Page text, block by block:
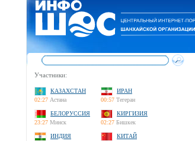
Участники:
КАЗАХСТАН
02:27 Астана
ИРАН
00:57 Тегеран
БЕЛОРУССИЯ
23:27 Минск
КИРГИЗИЯ
02:27 Бишкек
ИНДИЯ
КИТАЙ